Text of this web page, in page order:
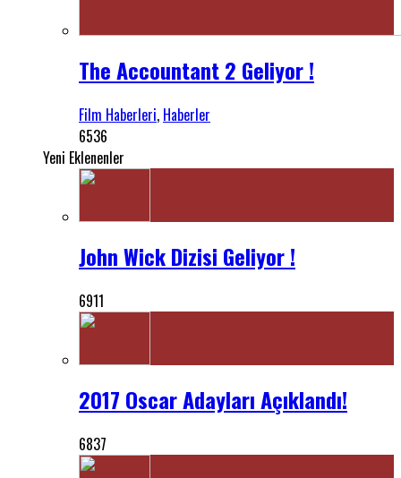
The Accountant 2 Geliyor !
Film Haberleri, Haberler
6536
Yeni Eklenenler
John Wick Dizisi Geliyor !
6911
2017 Oscar Adayları Açıklandı!
6837